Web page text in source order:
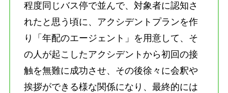
程度同じバス停で並んで、対象者に認知さ
れたと思う頃に、アクシデントプランを作
り「年配のエージェント」を用意して、そ
の人が起こしたアクシデントから初回の接
触を無難に成功させ、その後徐々に会釈や
挨拶ができる様な関係になり、最終的には